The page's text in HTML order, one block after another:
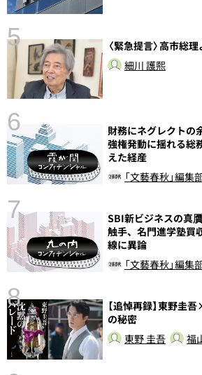
5
〈緊急提言〉高市総
細川 護熙
6
財務にネグレクトの
強権発動に揺れる総
えた経産
「文藝春秋」編集
7
SBI新ビジネスの真
触手、名門進学塾買
線に異論
「文藝春秋」編集
8
【追悼再録】東野圭
の秘密
東野 圭吾
福